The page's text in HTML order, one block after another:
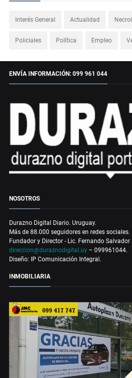
Interés General Actualidad
Policiales Política Empleo
ENVÍA INFORMACIÓN: 099 961 044
NOSOTROS
Durazno Digital Diario. Uruguay.
Más de 88.000 seguidores en redes sociales.
Fundador y Director - Lic. Fernando Salvador
direccion@duraznodigital.uy – 099961044.
Diseño: IP Comunicación Integral.
INMOBILIARIA